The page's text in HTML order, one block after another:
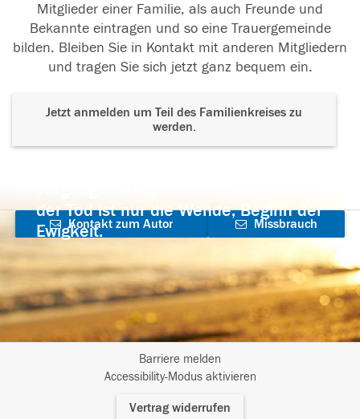
Mitglieder einer Familie, als auch Freunde und
Bekannte eintragen und so eine Trauergemeinde
bilden. Bleiben Sie in Kontakt mit anderen Mitgliedern
und tragen Sie sich jetzt ganz bequem ein.
Jetzt anmelden um Teil des Familienkreises zu
werden.
der Tod ist nur die Wende, Beginn der
Ewigkeit.
Kontakt zum Autor
aufnehmen
Missbrauch
Barriere melden
Accessibility-Modus aktivieren
Vertrag widerrufen